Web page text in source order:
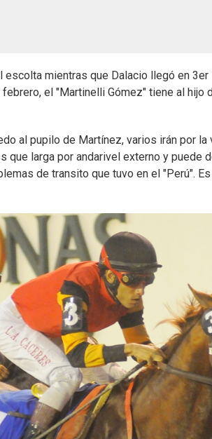
escolta mientras que Dalacio llegó en
el "Martinelli Gómez" tiene al hijo
al pupilo de Martínez, varios irán por
que larga por andarivel externo y puede
de transito que tuvo en el "Perú".